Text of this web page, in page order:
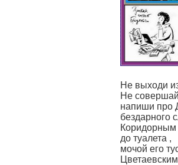
Не выходи
Не
напиши про
бездарного
Коридорным
до туалета ,
мочой его